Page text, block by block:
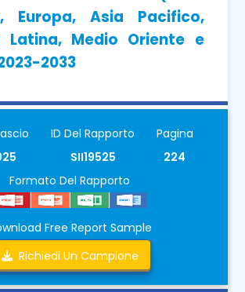
Europa, Asia Pacifico,
Latina, Medio Oriente e
2033
ID Del Rapporto
SII19525
Pagina
224
Formato Del Rapporto
Free Report Sample
Richiedi Un Campione